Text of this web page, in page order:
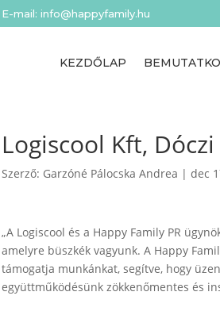
E-mail: info@happyfamily.hu
KEZDŐLAP
Logiscool Kft,
Szerző: Garzóné Pálocska Andrea |dec
„A Logiscool és a Happy Family PR
amelyre büszkék vagyunk. A Happy
támogatja munkánkat, segítve, hogy
együttműködésünk zökkenőmentes és